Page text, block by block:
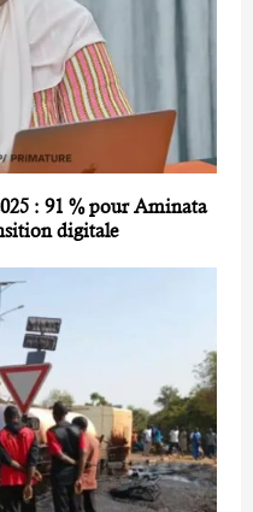
: 91 % pour Aminata
digitale